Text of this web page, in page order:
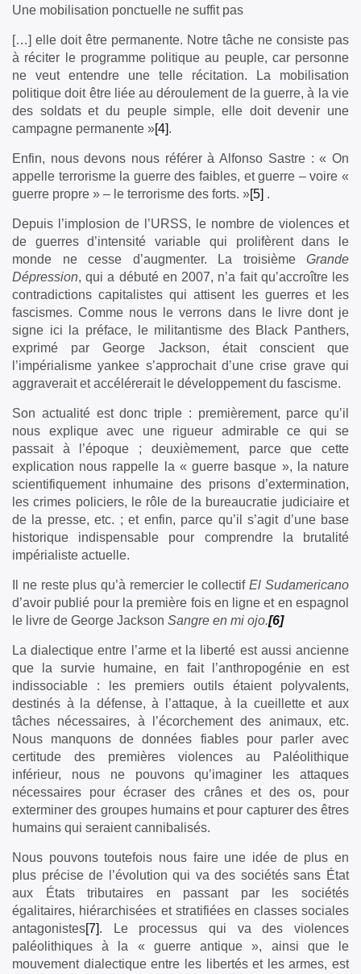
Une mobilisation ponctuelle ne suffit pas
[…] elle doit être permanente. Notre tâche ne consiste pas
à réciter le programme politique au peuple, car personne
ne veut entendre une telle récitation. La mobilisation
politique doit être liée au déroulement de la guerre, à la vie
des soldats et du peuple simple, elle doit devenir une
campagne permanente »[4].
Enfin, nous devons nous référer à Alfonso Sastre : « On
appelle terrorisme la guerre des faibles, et guerre – voire «
guerre propre » – le terrorisme des forts. »[5] .
Depuis l’implosion de l’URSS, le nombre de violences et
de guerres d’intensité variable qui prolifèrent dans le
monde ne cesse d’augmenter. La troisième Grande
Dépression, qui a débuté en 2007, n’a fait qu’accroître les
contradictions capitalistes qui attisent les guerres et les
fascismes. Comme nous le verrons dans le livre dont je
signe ici la préface, le militantisme des Black Panthers,
exprimé par George Jackson, était conscient que
l’impérialisme yankee s’approchait d’une crise grave qui
aggraverait et accélérerait le développement du fascisme.
Son actualité est donc triple : premièrement, parce qu’il
nous explique avec une rigueur admirable ce qui se
passait à l’époque ; deuxièmement, parce que cette
explication nous rappelle la « guerre basque », la nature
scientifiquement inhumaine des prisons d’extermination,
les crimes policiers, le rôle de la bureaucratie judiciaire et
de la presse, etc. ; et enfin, parce qu’il s’agit d’une base
historique indispensable pour comprendre la brutalité
impérialiste actuelle.
Il ne reste plus qu’à remercier le collectifEl Sudamericano
d’avoir publié pour la première fois en ligne et en espagnol
le livre de George Jackson Sangre en mi ojo.[6]
La dialectique entre l’arme et la liberté est aussi ancienne
que la survie humaine, en fait l’anthropogénie en est
indissociable : les premiers outils étaient polyvalents,
destinés à la défense, à l’attaque, à la cueillette et aux
tâches nécessaires, à l’écorchement des animaux, etc.
Nous manquons de données fiables pour parler avec
certitude des premières violences au Paléolithique
inférieur, nous ne pouvons qu’imaginer les attaques
nécessaires pour écraser des crânes et des os, pour
exterminer des groupes humains et pour capturer des êtres
humains qui seraient cannibalisés.
Nous pouvons toutefois nous faire une idée de plus en
plus précise de l’évolution qui va des sociétés sans État
aux États tributaires en passant par les sociétés
égalitaires, hiérarchisées et stratifiées en classes sociales
antagonistes[7]. Le processus qui va des violences
paléolithiques à la « guerre antique », ainsi que le
mouvement dialectique entre les libertés et les armes, est